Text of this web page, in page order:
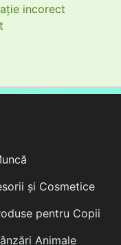
incorect
și Cosmetice
pentru Copii
Animale